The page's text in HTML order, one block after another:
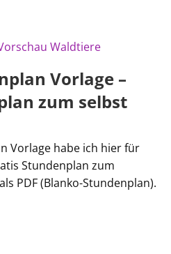
Vorlage –
zum selbst
Vorlage habe ich hier für
Stundenplan zum
PDF (Blanko-Stundenplan).